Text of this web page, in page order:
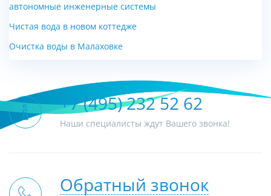
автономные инженерные системы
Чистая вода в новом коттедже
Очистка воды в Малаховке
+7 (495) 232 52 62
Наши специалисты ждут Вашего звонка!
Обратный звонок